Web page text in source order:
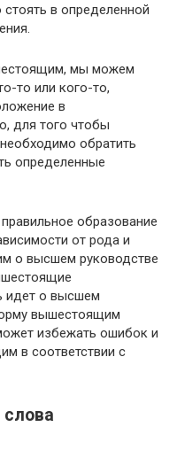
в определенной
мы можем
то или кого-то,
в
для того чтобы
обратить
определенные
образование
от рода и
о высшем руководстве
идет о высшем
вышестоящим
избежать ошибок и
в соответствии с
слова